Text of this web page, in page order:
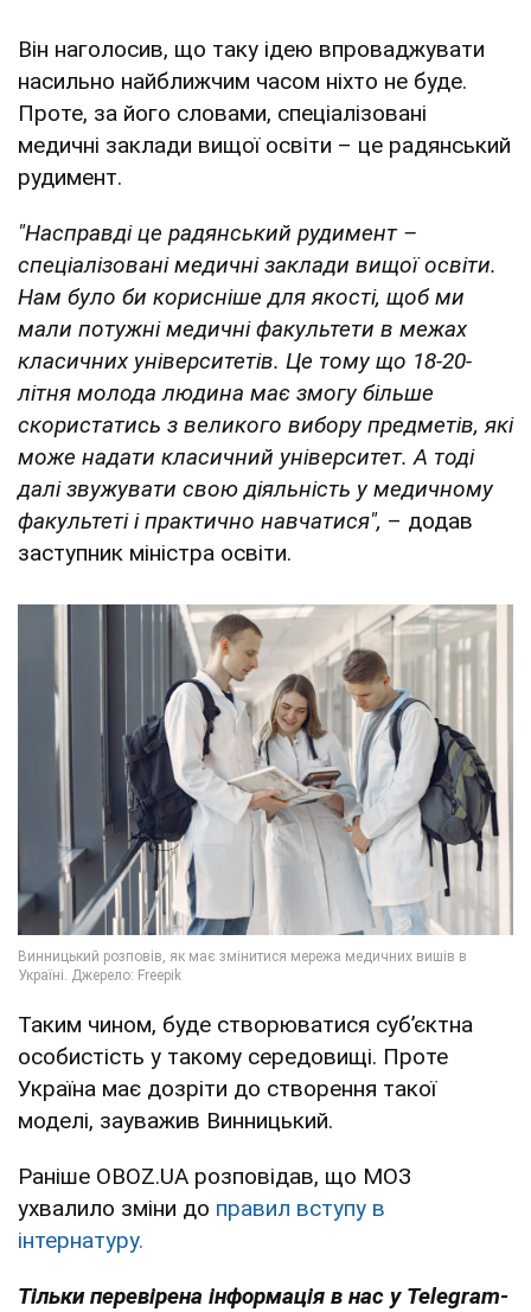
Він наголосив, що таку ідею впроваджувати
насильно найближчим часом ніхто не буде.
Проте, за його словами, спеціалізовані
медичні заклади вищої освіти – це радянський
рудимент.
"Насправді це радянський рудимент –
спеціалізовані медичні заклади вищої освіти.
Нам було би корисніше для якості, щоб ми
мали потужні медичні факультети в межах
класичних університетів. Це тому що 18-20-
літня молода людина має змогу більше
скористатись з великого вибору предметів, які
може надати класичний університет. А тоді
далі звужувати свою діяльність у медичному
факультеті і практично навчатися", – додав
заступник міністра освіти.
Таким чином, буде створюватися субʼєктна
особистість у такому середовищі. Проте
Україна має дозріти до створення такої
моделі, зауважив Винницький.
Раніше OBOZ.UA розповідав, що МОЗ
ухвалило зміни до правил вступу в
інтернатуру.
Тільки перевірена інформація в нас у Telegram-